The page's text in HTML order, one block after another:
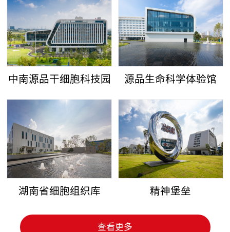
中南源品干细胞科技园 源品生命科学体验馆
湖南省细胞组织库 精神堡垒
查看更多